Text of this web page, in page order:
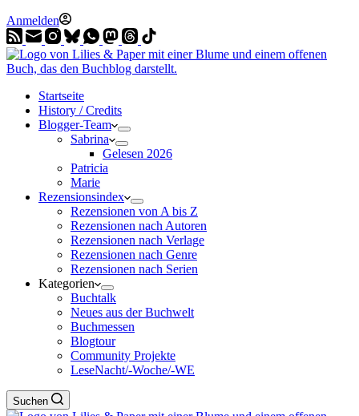
Anmelden
Startseite
History / Credits
Blogger-Team
Sabrina
Gelesen 2026
Patricia
Marie
Rezensionsindex
Rezensionen von A bis Z
Rezensionen nach Autoren
Rezensionen nach Verlage
Rezensionen nach Genre
Rezensionen nach Serien
Kategorien
Buchtalk
Neues aus der Buchwelt
Buchmessen
Blogtour
Community Projekte
LeseNacht/-Woche/-WE
Suchen